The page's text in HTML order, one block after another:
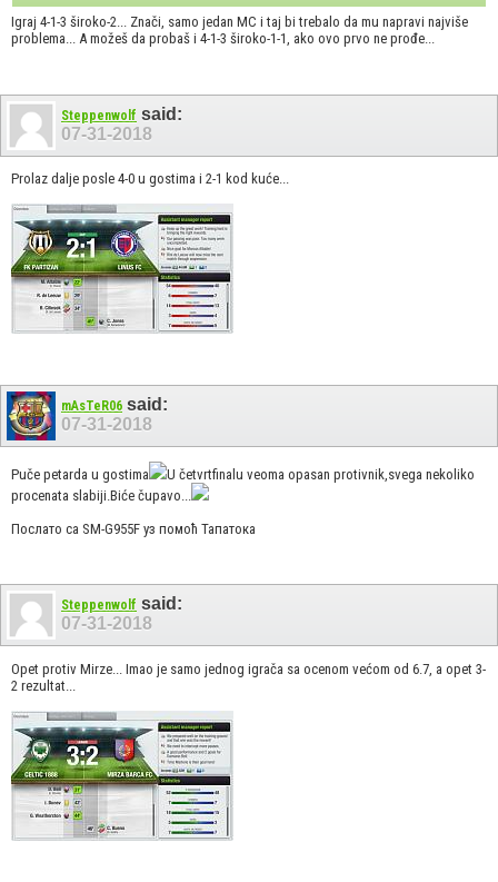
Igraj 4-1-3 široko-2... Znači, samo jedan MC i taj bi trebalo da mu napravi najviše
problema... A možeš da probaš i 4-1-3 široko-1-1, ako ovo prvo ne prođe...
Steppenwolf said:
07-31-2018
Prolaz dalje posle 4-0 u gostima i 2-1 kod kuće...
mAsTeR06 said:
07-31-2018
Puče petarda u gostima
U četvrtfinalu veoma opasan protivnik,svega nekoliko
procenata slabiji.Biće čupavo...
Послато са SM-G955F уз помоћ Тапатока
Steppenwolf said:
07-31-2018
Opet protiv Mirze... Imao je samo jednog igrača sa ocenom većom od 6.7, a opet 3-
2 rezultat...